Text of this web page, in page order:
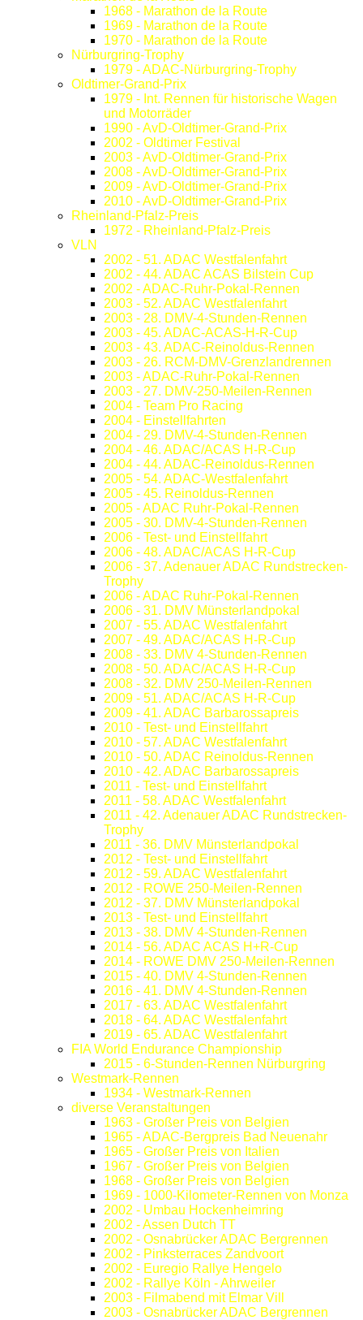
1968 - Marathon de la Route
1969 - Marathon de la Route
1970 - Marathon de la Route
Nürburgring-Trophy
1979 - ADAC-Nürburgring-Trophy
Oldtimer-Grand-Prix
1979 - Int. Rennen für historische Wagen
und Motorräder
1990 - AvD-Oldtimer-Grand-Prix
2002 - Oldtimer Festival
2003 - AvD-Oldtimer-Grand-Prix
2008 - AvD-Oldtimer-Grand-Prix
2009 - AvD-Oldtimer-Grand-Prix
2010 - AvD-Oldtimer-Grand-Prix
Rheinland-Pfalz-Preis
1972 - Rheinland-Pfalz-Preis
VLN
2002 - 51. ADAC Westfalenfahrt
2002 - 44. ADAC ACAS Bilstein Cup
2002 - ADAC-Ruhr-Pokal-Rennen
2003 - 52. ADAC Westfalenfahrt
2003 - 28. DMV-4-Stunden-Rennen
2003 - 45. ADAC-ACAS-H-R-Cup
2003 - 43. ADAC-Reinoldus-Rennen
2003 - 26. RCM-DMV-Grenzlandrennen
2003 - ADAC-Ruhr-Pokal-Rennen
2003 - 27. DMV-250-Meilen-Rennen
2004 - Team Pro Racing
2004 - Einstellfahrten
2004 - 29. DMV-4-Stunden-Rennen
2004 - 46. ADAC/ACAS H-R-Cup
2004 - 44. ADAC-Reinoldus-Rennen
2005 - 54. ADAC-Westfalenfahrt
2005 - 45. Reinoldus-Rennen
2005 - ADAC Ruhr-Pokal-Rennen
2005 - 30. DMV-4-Stunden-Rennen
2006 - Test- und Einstellfahrt
2006 - 48. ADAC/ACAS H-R-Cup
2006 - 37. Adenauer ADAC Rundstrecken-
Trophy
2006 - ADAC Ruhr-Pokal-Rennen
2006 - 31. DMV Münsterlandpokal
2007 - 55. ADAC Westfalenfahrt
2007 - 49. ADAC/ACAS H-R-Cup
2008 - 33. DMV 4-Stunden-Rennen
2008 - 50. ADAC/ACAS H-R-Cup
2008 - 32. DMV 250-Meilen-Rennen
2009 - 51. ADAC/ACAS H-R-Cup
2009 - 41. ADAC Barbarossapreis
2010 - Test- und Einstellfahrt
2010 - 57. ADAC Westfalenfahrt
2010 - 50. ADAC Reinoldus-Rennen
2010 - 42. ADAC Barbarossapreis
2011 - Test- und Einstellfahrt
2011 - 58. ADAC Westfalenfahrt
2011 - 42. Adenauer ADAC Rundstrecken-
Trophy
2011 - 36. DMV Münsterlandpokal
2012 - Test- und Einstellfahrt
2012 - 59. ADAC Westfalenfahrt
2012 - ROWE 250-Meilen-Rennen
2012 - 37. DMV Münsterlandpokal
2013 - Test- und Einstellfahrt
2013 - 38. DMV 4-Stunden-Rennen
2014 - 56. ADAC ACAS H+R-Cup
2014 - ROWE DMV 250-Meilen-Rennen
2015 - 40. DMV 4-Stunden-Rennen
2016 - 41. DMV 4-Stunden-Rennen
2017 - 63. ADAC Westfalenfahrt
2018 - 64. ADAC Westfalenfahrt
2019 - 65. ADAC Westfalenfahrt
FIA World Endurance Championship
2015 - 6-Stunden-Rennen Nürburgring
Westmark-Rennen
1934 - Westmark-Rennen
diverse Veranstaltungen
1963 - Großer Preis von Belgien
1965 - ADAC-Bergpreis Bad Neuenahr
1965 - Großer Preis von Italien
1967 - Großer Preis von Belgien
1968 - Großer Preis von Belgien
1969 - 1000-Kilometer-Rennen von Monza
2002 - Umbau Hockenheimring
2002 - Assen Dutch TT
2002 - Osnabrücker ADAC Bergrennen
2002 - Pinksterraces Zandvoort
2002 - Euregio Rallye Hengelo
2002 - Rallye Köln - Ahrweiler
2003 - Filmabend mit Elmar Vill
2003 - Osnabrücker ADAC Bergrennen